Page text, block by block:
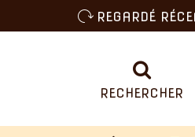
REGARDÉ
RECHERCHER